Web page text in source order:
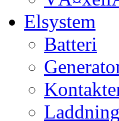
Elsystem
Batteri